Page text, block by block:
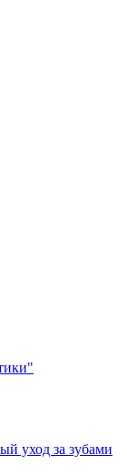
уход за зубами